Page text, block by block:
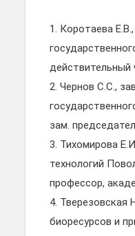
1. Коротаева
действительный
2. Чернов С.С.,
зам.
3. Тихомирова
технологий
профессор,
4. Тверезовская
биоресурсов и